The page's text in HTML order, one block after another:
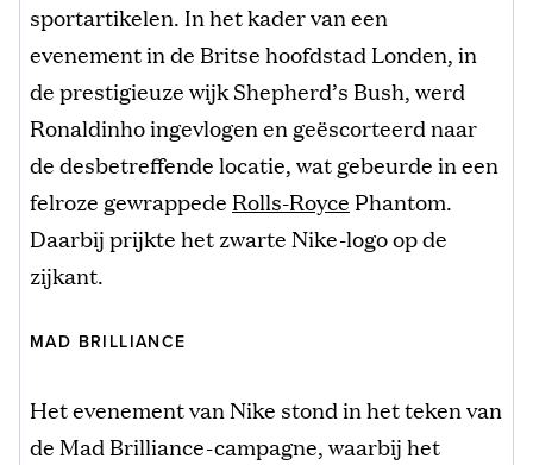
sportartikelen. In het kader van een
evenement in de Britse hoofdstad Londen, in
de prestigieuze wijk Shepherd’s Bush, werd
Ronaldinho ingevlogen en geëscorteerd naar
de desbetreffende locatie, wat gebeurde in een
felroze gewrappede Rolls-Royce Phantom.
Daarbij prijkte het zwarte Nike-logo op de
zijkant.
MAD BRILLIANCE
Het evenement van Nike stond in het teken van
de Mad Brilliance-campagne, waarbij het